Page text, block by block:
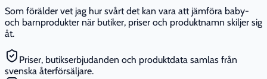
Som förälder vet jag hur svårt det kan vara att jämföra baby-
och barnprodukter när butiker, priser och produktnamn skiljer sig
åt.
Priser, butikserbjudanden och produktdata samlas från
svenska återförsäljare.